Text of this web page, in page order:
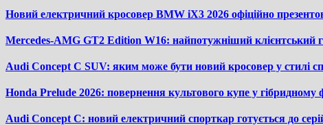
Новий електричний кросовер BMW iX3 2026 офіційно
Mercedes-AMG GT2 Edition W16: найпотужніший клієнтський
Audi Concept C SUV: яким може бути новий кросовер у стилі
Honda Prelude 2026: повернення культового купе у гібридному
Audi Concept C: новий електричний спорткар готується до